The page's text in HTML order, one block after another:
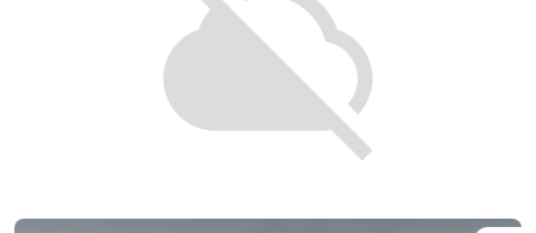
Alte tipuri vehicule